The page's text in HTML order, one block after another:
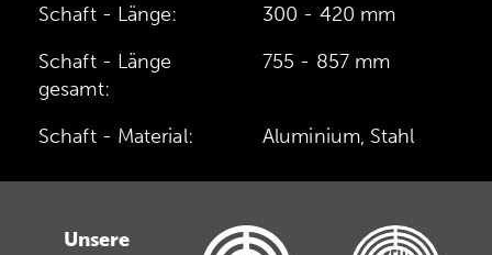
Schaft - Länge:
300 - 420 mm
Schaft - Länge
gesamt:
755 - 857 mm
Schaft - Material: Aluminium, Stahl
Unsere